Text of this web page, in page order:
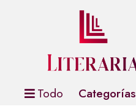
Todo Categorías